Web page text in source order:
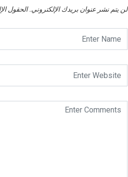
لن يتم نشر عنوان بريدك الإلكتروني. الحقول